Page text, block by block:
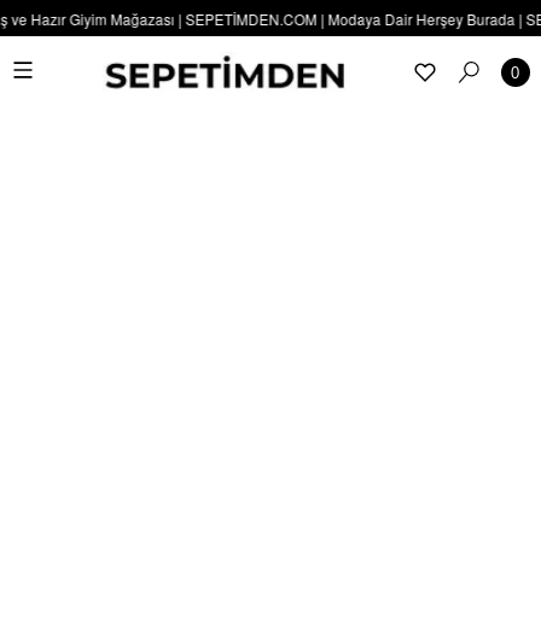
Giyim Mağazası | SEPETİMDEN.COM | Modaya Dair Herşey Burada |
0